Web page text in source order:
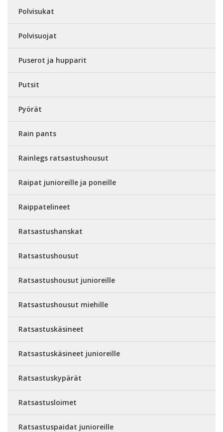
Polvisukat
Polvisuojat
Puserot ja hupparit
Putsit
Pyörät
Rain pants
Rainlegs ratsastushousut
Raipat junioreille ja poneille
Raippatelineet
Ratsastushanskat
Ratsastushousut
Ratsastushousut junioreille
Ratsastushousut miehille
Ratsastuskäsineet
Ratsastuskäsineet junioreille
Ratsastuskypärät
Ratsastusloimet
Ratsastuspaidat junioreille